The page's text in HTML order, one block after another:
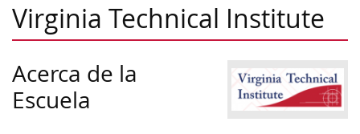
Virginia Technical Institute
Acerca de la
Escuela